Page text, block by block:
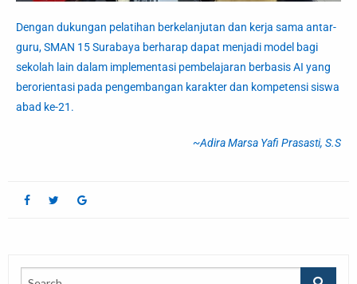
Dengan dukungan pelatihan berkelanjutan dan kerja sama antar-
guru, SMAN 15 Surabaya berharap dapat menjadi model bagi
sekolah lain dalam implementasi pembelajaran berbasis AI yang
berorientasi pada pengembangan karakter dan kompetensi siswa
abad ke-21.
~Adira Marsa Yafi Prasasti, S.S